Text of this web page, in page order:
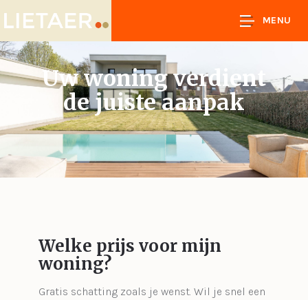
MENU
Uw woning verdient
de juiste aanpak
Welke prijs voor mijn
woning?
Gratis schatting zoals je wenst. Wil je snel een